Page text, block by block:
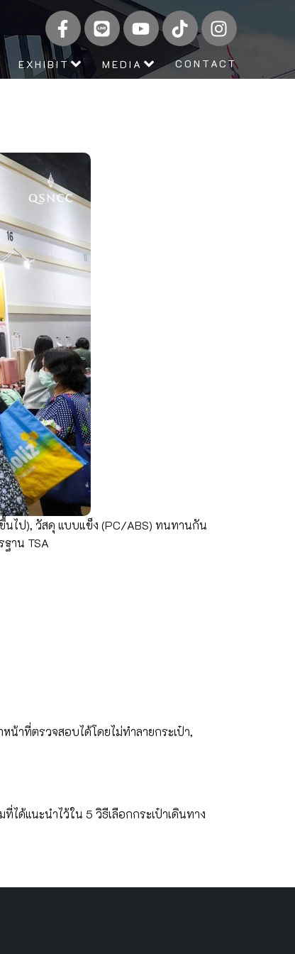
EXHIBIT MEDIA CONTACT
ไป), วัสดุ แบบแข็ง (PC/ABS) ทนทานกัน
าน TSA
น้าที่ตรวจสอบได้โดยไม่ทำลายกระเป๋า,
ด้แนะนำไว้ใน 5 วิธีเลือกกระเป๋าเดินทาง